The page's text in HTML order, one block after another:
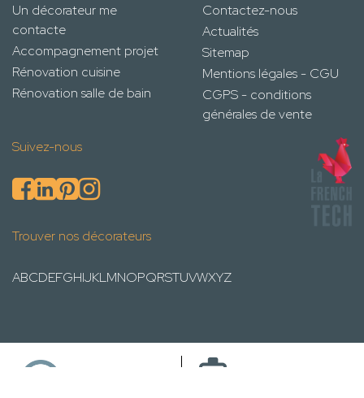
Un décorateur me
contacte
Accompagnement projet
Rénovation cuisine
Rénovation salle de bain
Contactez-nous
Actualités
Sitemap
Mentions légales - CGU
CGPS - conditions
générales de vente
Suivez-nous
Trouver nos décorateurs
ABCDEFGHIJKLMNOPQRSTUVWXYZ